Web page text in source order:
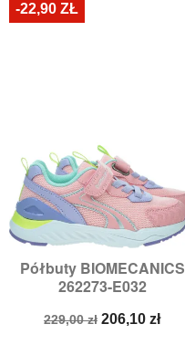
Półbuty BIOMECANICS
262273-E032
Cena
229,00 zł Cena
206,10 zł
-22,90 ZŁ